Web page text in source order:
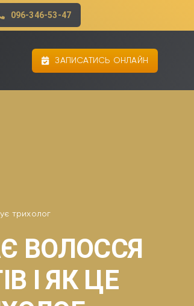
096-346-53-47
ЗАПИСАТИСЬ ОНЛАЙН
трихолог
ВОЛОССЯ
І ЯК ЦЕ